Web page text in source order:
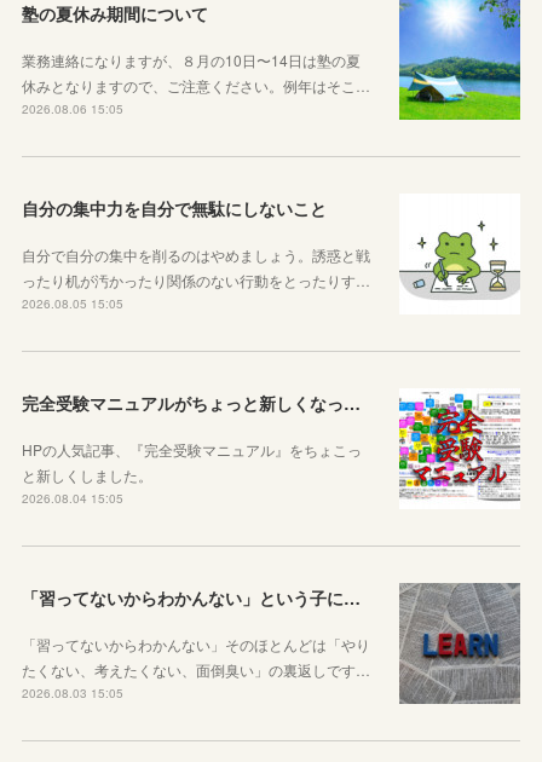
塾の夏休み期間について
業務連絡になりますが、８月の10日〜14日は塾の夏
休みとなりますので、ご注意ください。例年はそこ…
2026.08.06 15:05
自分の集中力を自分で無駄にしないこと
自分で自分の集中を削るのはやめましょう。誘惑と戦
ったり机が汚かったり関係のない行動をとったりす…
2026.08.05 15:05
完全受験マニュアルがちょっと新しくなったよ！
HPの人気記事、『完全受験マニュアル』をちょこっ
と新しくしました。
2026.08.04 15:05
「習ってないからわかんない」という子に伝えたい、勉強しようと思ったらその方法はいくらでもあるということ
「習ってないからわかんない」そのほとんどは「やり
たくない、考えたくない、面倒臭い」の裏返しです…
2026.08.03 15:05